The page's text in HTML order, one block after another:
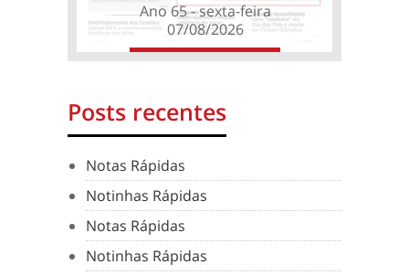
Ano 65 - sexta-feira
07/08/2026
Posts recentes
Notas Rápidas
Notinhas Rápidas
Notas Rápidas
Notinhas Rápidas